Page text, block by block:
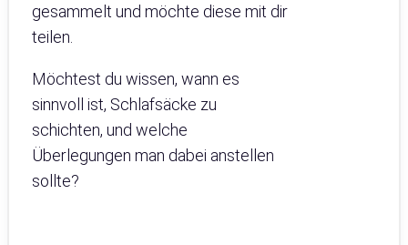
gesammelt und möchte diese mit dir
teilen.
Möchtest du wissen, wann es
sinnvoll ist, Schlafsäcke zu
schichten, und welche
Überlegungen man dabei anstellen
sollte?